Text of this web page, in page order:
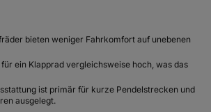
bieten weniger Fahrkomfort auf unebenen
ein Klapprad vergleichsweise hoch, was das
ist primär für kurze Pendelstrecken und
ausgelegt.